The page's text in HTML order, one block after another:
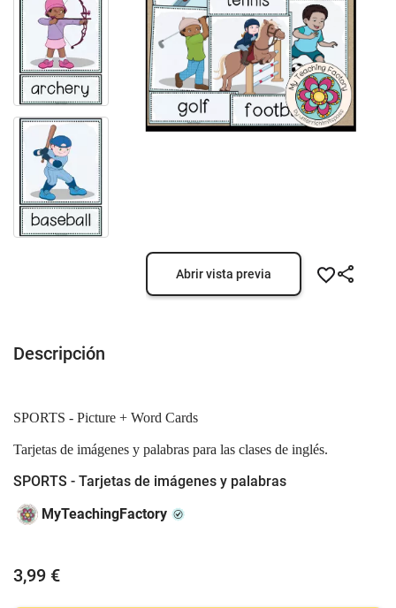
Abrir vista previa
Descripción
SPORTS - Picture + Word Cards
Tarjetas de imágenes y palabras para las clases de inglés.
SPORTS - Tarjetas de imágenes y palabras
MyTeachingFactory
3,99 €